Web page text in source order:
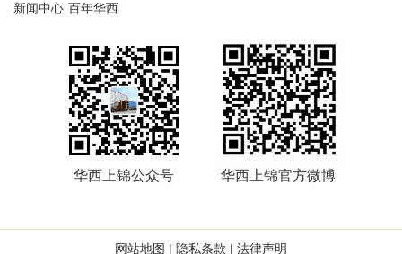
新闻中心 百年华西
华西上锦公众号 华西上锦官方微博
网站地图 | 隐私条款 | 法律声明